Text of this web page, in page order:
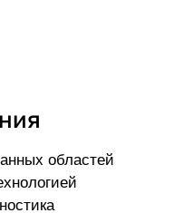
областей